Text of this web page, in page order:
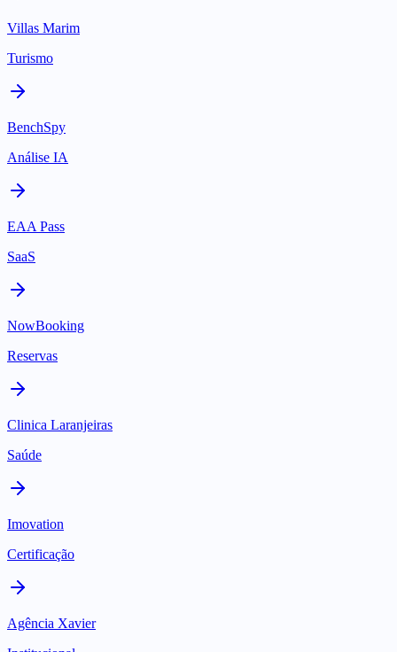
Villas Marim
Turismo
BenchSpy
Análise IA
EAA Pass
SaaS
NowBooking
Reservas
Clinica Laranjeiras
Saúde
Imovation
Certificação
Agência Xavier